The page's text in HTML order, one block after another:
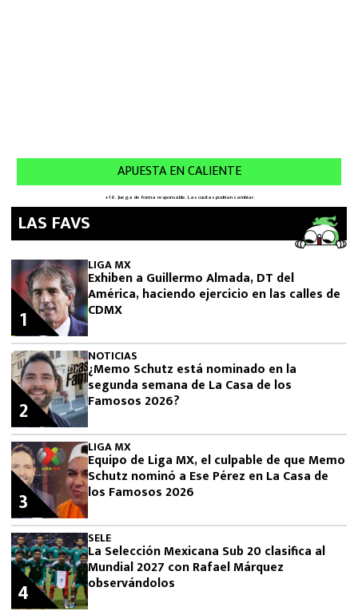
LAS FAVS
LIGA MX
Exhiben a Guillermo Almada, DT del
América, haciendo ejercicio en las calles de
CDMX
1
NOTICIAS
¿Memo Schutz está nominado en la
segunda semana de La Casa de los
Famosos 2026?
2
LIGA MX
Equipo de Liga MX, el culpable de que Memo
Schutz nominó a Ese Pérez en La Casa de
los Famosos 2026
3
SELE
La Selección Mexicana Sub 20 clasifica al
Mundial 2027 con Rafael Márquez
observándolos
4